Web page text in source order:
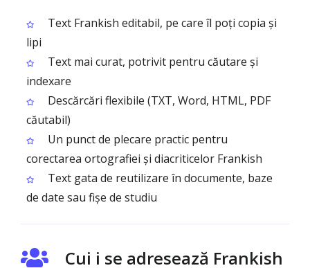
Text Frankish editabil, pe care îl poți copia și
lipi
Text mai curat, potrivit pentru căutare și
indexare
Descărcări flexibile (TXT, Word, HTML, PDF
căutabil)
Un punct de plecare practic pentru
corectarea ortografiei și diacriticelor Frankish
Text gata de reutilizare în documente, baze
de date sau fișe de studiu
Cui i se adresează Frankish